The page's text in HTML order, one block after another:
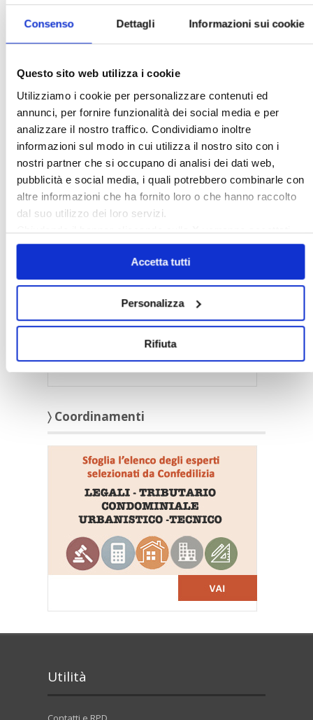
Consenso Dettagli Informazioni sui cookie
Questo sito web utilizza i cookie
Utilizziamo i cookie per personalizzare contenuti ed
annunci, per fornire funzionalità dei social media e per
analizzare il nostro traffico. Condividiamo inoltre
informazioni sul modo in cui utilizza il nostro sito con i
nostri partner che si occupano di analisi dei dati web,
pubblicità e social media, i quali potrebbero combinarle con
altre informazioni che ha fornito loro o che hanno raccolto
dal suo utilizzo dei loro servizi.
Chiudendo il banner cliccando sullaXverranno accettati
solo i cookie necessari.
Accetta tutti
Personalizza
Rifiuta
Scopri il portale della Confedilizia che ti aiuta
a gestire ogni aspetto del tuo contratto di
locazione, visita affittocasa.info
〉 Amministratori
〉 Coordinamenti
Utilità